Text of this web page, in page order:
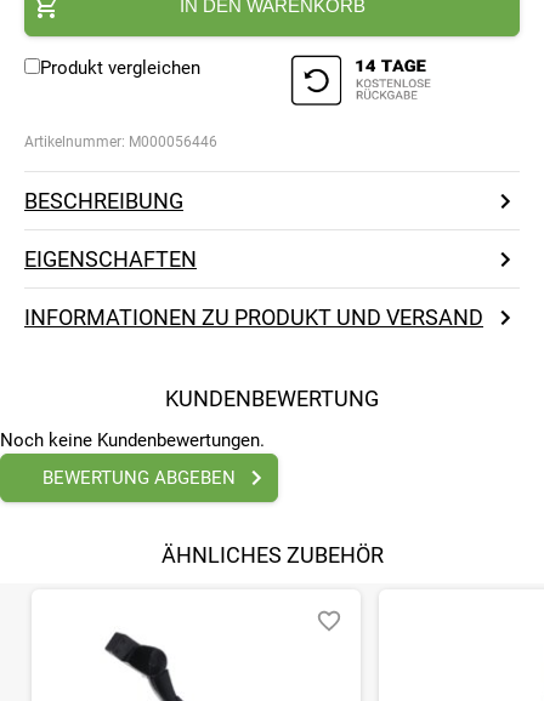
IN DEN WARENKORB
Produkt vergleichen
Artikelnummer: M000056446
BESCHREIBUNG
EIGENSCHAFTEN
INFORMATIONEN ZU PRODUKT UND VERSAND
KUNDENBEWERTUNG
Noch keine Kundenbewertungen.
BEWERTUNG ABGEBEN
ÄHNLICHES ZUBEHÖR